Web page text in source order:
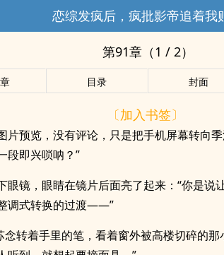
恋综发疯后，疯批影帝追着我
第91章（1 / 2）
目录 封面
〔加入书签〕
片预览，没有评论，只是把手机屏幕转向
段即兴唢呐？”
眼镜，眼睛在镜片后面亮了起来：“你是说
调式转换的过渡——”
念转着手里的笔，看着窗外被高楼切碎的